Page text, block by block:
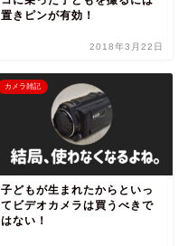
置きピンが有効！
2018年3月22日
カメラ雑記
子どもが生まれたからといっ
てビデオカメラは買うべきで
はない！